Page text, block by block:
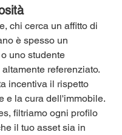
chi cerca un affitto di
è spesso un
uno studente
referenziato.
incentiva il rispetto
e la cura dell'immobile.
filtriamo ogni profilo
il tuo asset sia in